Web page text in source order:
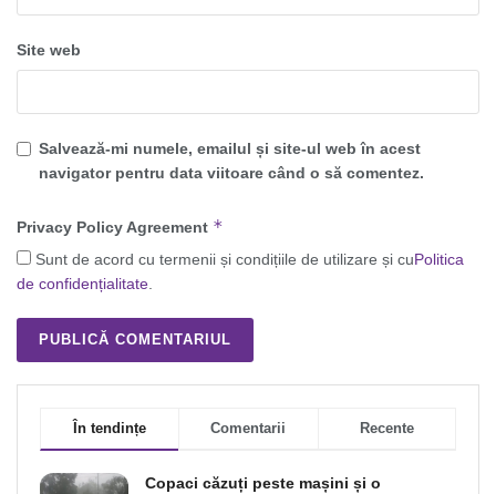
Site web
Salvează-mi numele, emailul și site-ul web în acest
navigator pentru data viitoare când o să comentez.
Privacy Policy Agreement *
Sunt de acord cu termenii și condițiile de utilizare și cuPolitica
de confidențialitate.
În tendințe Comentarii Recente
Copaci căzuți peste mașini și o